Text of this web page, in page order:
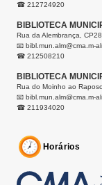
☎ 212724920
BIBLIOTECA
Rua da Alembrança,
📧 bibl.mun.alm@cma.m-
☎ 212508210
BIBLIOTECA
Rua do Moinho ao
📧 bibl.mun.alm@cma.m-
☎ 211934020
Horários